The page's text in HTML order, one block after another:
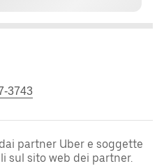
3743
partner Uber e soggette
sul sito web dei partner.